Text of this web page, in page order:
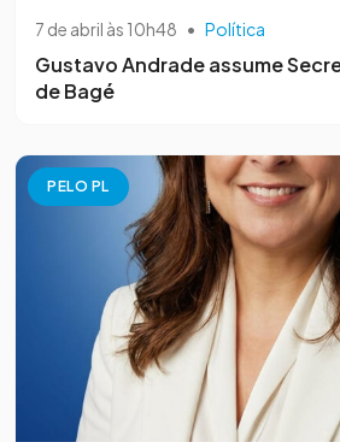
7 de abril às 10h48 • Política
Gustavo Andrade assume
de Bagé
PELO PL